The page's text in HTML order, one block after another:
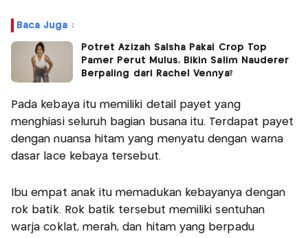
Baca Juga :
Potret Azizah Salsha Pakai Crop Top
Pamer Perut Mulus, Bikin Salim Nauderer
Berpaling dari Rachel Vennya?
Pada kebaya itu memiliki detail payet yang
menghiasi seluruh bagian busana itu. Terdapat payet
dengan nuansa hitam yang menyatu dengan warna
dasar lace kebaya tersebut.
Ibu empat anak itu memadukan kebayanya dengan
rok batik. Rok batik tersebut memiliki sentuhan
warja coklat, merah, dan hitam yang berpadu